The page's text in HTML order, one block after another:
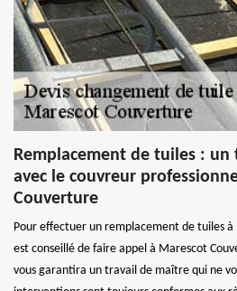
Remplacement de tuiles :
avec le couvreur
Couverture
Pour effectuer un remplacement de tuiles à
est conseillé de faire appel à Marescot
vous garantira un travail de maître qui ne